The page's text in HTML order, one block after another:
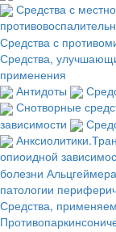
Средства с
Средства с
Средства,
применения
Антидоты
Снотворные
зависимости
опиоидной
болезни Альцгеймера
патологии
Средства,